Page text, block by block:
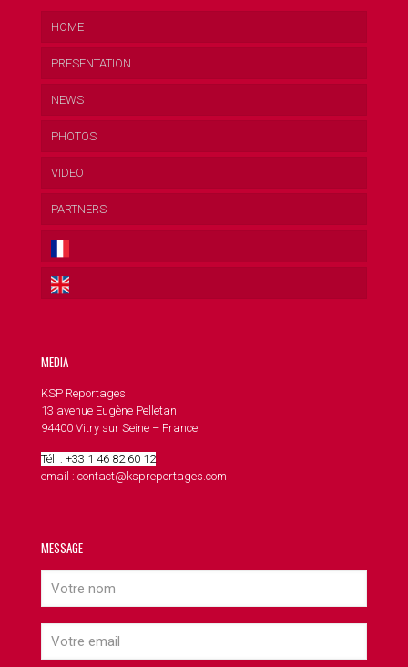
HOME
PRESENTATION
NEWS
PHOTOS
VIDEO
PARTNERS
MEDIA
KSP Reportages
13 avenue Eugène Pelletan
94400 Vitry sur Seine – France
Tél. : +33 1 46 82 60 12
email : contact@kspreportages.com
MESSAGE